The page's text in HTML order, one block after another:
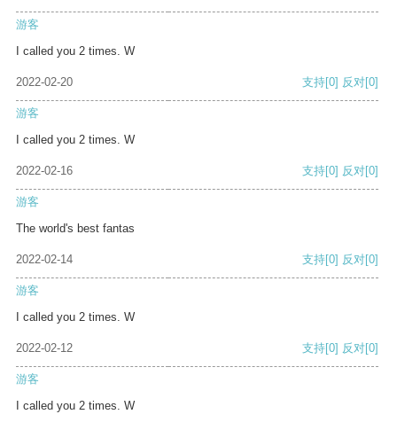
游客
I called you 2 times. W
2022-02-20 支持[0] 反对[0]
游客
I called you 2 times. W
2022-02-16 支持[0] 反对[0]
游客
The world's best fantas
2022-02-14 支持[0] 反对[0]
游客
I called you 2 times. W
2022-02-12 支持[0] 反对[0]
游客
I called you 2 times. W